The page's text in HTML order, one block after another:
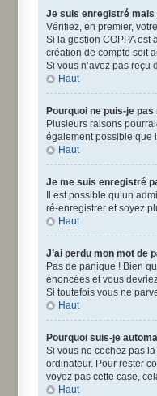
Je suis enregistré mais
Vérifiez, en premier,
Si la gestion COPPA est
création de compte soit
Si vous n’avez pas reçu
Haut
Pourquoi ne puis-je
Plusieurs raisons
également possible que
Haut
Je me suis enregistré
Il est possible qu’un
ré-enregistrer et soyez
Haut
J’ai perdu mon mot de
Pas de panique ! Bien
énoncées et vous
Si toutefois vous ne
Haut
Pourquoi suis-je
Si vous ne cochez pas la
ordinateur. Pour rester
voyez pas cette case,
Haut